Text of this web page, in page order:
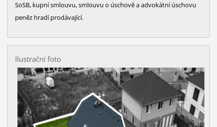
SoSB, kupní smlouvu, smlouvu o úschově a advokátní úschovu
peněz hradí prodávající.
Ilustrační foto